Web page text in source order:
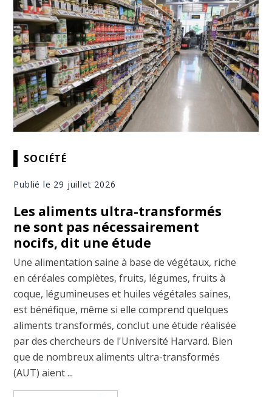
SOCIÉTÉ
Publié le 29 juillet 2026
Les aliments ultra-transformés
ne sont pas nécessairement
nocifs, dit une étude
Une alimentation saine à base de végétaux, riche
en céréales complètes, fruits, légumes, fruits à
coque, légumineuses et huiles végétales saines,
est bénéfique, même si elle comprend quelques
aliments transformés, conclut une étude réalisée
par des chercheurs de l'Université Harvard. Bien
que de nombreux aliments ultra-transformés
(AUT) aient ...